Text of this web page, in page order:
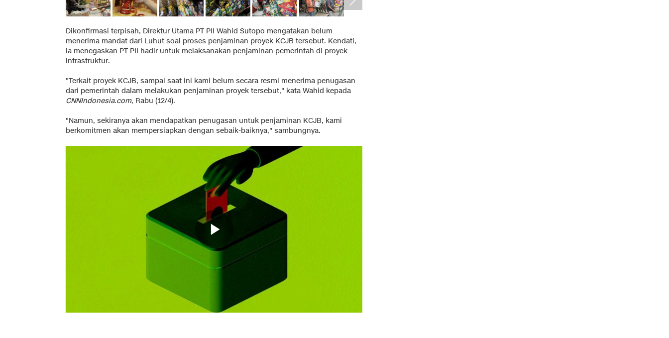
Dikonfirmasi terpisah, Direktur Utama PT PII Wahid Sutopo mengatakan belum
menerima mandat dari Luhut soal proses penjaminan proyek KCJB tersebut. Kendati,
ia menegaskan PT PII hadir untuk melaksanakan penjaminan pemerintah di proyek
infrastruktur.
"Terkait proyek KCJB, sampai saat ini kami belum secara resmi menerima penugasan
dari pemerintah dalam melakukan penjaminan proyek tersebut," kata Wahid kepada
CNNIndonesia.com, Rabu (12/4).
"Namun, sekiranya akan mendapatkan penugasan untuk penjaminan KCJB, kami
berkomitmen akan mempersiapkan dengan sebaik-baiknya," sambungnya.